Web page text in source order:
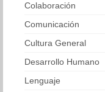
Colaboración
Comunicación
Cultura General
Desarrollo Humano
Lenguaje